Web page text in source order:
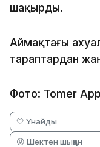
шақырды.
Аймақтағы ахуал
тараптардан
Фото: Tomer
🤍 Ұнайды
😡 Шектен шыққан